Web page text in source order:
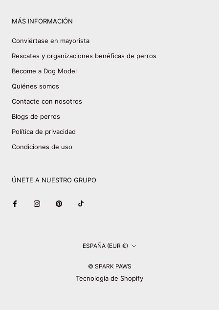
MÁS INFORMACIÓN
Conviértase en mayorista
Rescates y organizaciones benéficas de perros
Become a Dog Model
Quiénes somos
Contacte con nosotros
Blogs de perros
Política de privacidad
Condiciones de uso
ÚNETE A NUESTRO GRUPO
País/región ESPAÑA (EUR €)
© SPARK PAWS
Tecnología de Shopify